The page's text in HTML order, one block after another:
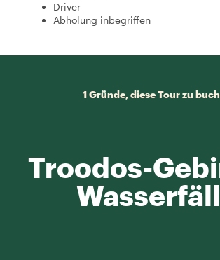
Driver
Abholung inbegriffen
1 Gründe, diese Tour zu
Troodos-